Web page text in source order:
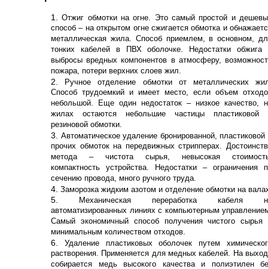
Отжиг обмотки на огне. Это самый простой и
способ – на открытом огне сжигается обмотка и
металлическая жила. Способ приемлем, в основном,
тонких кабелей в ПВХ оболочке. Недостатки обжига
выбросы вредных компонентов в атмосферу,
пожара, потери верхних слоев жил.
Ручное отделение обмотки от металлических
Способ трудоемкий и имеет место, если объем
небольшой. Еще один недостаток – низкое качество,
жилах остаются небольшие частицы пластиковой
резиновой обмотки.
Автоматическое удаление бронированной, пластиковой
прочих обмоток на передвижных стрипперах.
метода – чистота сырья, невысокая
компактность устройства. Недостатки – ограничения
сечению провода, много ручного труда.
Заморозка жидким азотом и отделение обмотки на
Механическая переработка кабеля
автоматизированных линиях с компьютерным
Самый экономичный способ получения чистого сырья
минимальным количеством отходов.
Удаление пластиковых оболочек путем
растворения. Применяется для медных кабелей. На
собирается медь высокого качества и полиэтилен